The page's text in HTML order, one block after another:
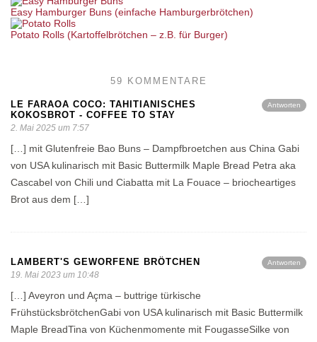
Easy Hamburger Buns (einfache Hamburgerbrötchen)
Potato Rolls (Kartoffelbrötchen – z.B. für Burger)
59 KOMMENTARE
Antworten
LE FARAOA COCO: TAHITIANISCHES
KOKOSBROT - COFFEE TO STAY
2. Mai 2025 um 7:57
[…] mit Glutenfreie Bao Buns – Dampfbroetchen aus China Gabi
von USA kulinarisch mit Basic Buttermilk Maple Bread Petra aka
Cascabel von Chili und Ciabatta mit La Fouace – briocheartiges
Brot aus dem […]
Antworten
LAMBERT'S GEWORFENE BRÖTCHEN
19. Mai 2023 um 10:48
[…] Aveyron und Açma – buttrige türkische
FrühstücksbrötchenGabi von USA kulinarisch mit Basic Buttermilk
Maple BreadTina von Küchenmomente mit FougasseSilke von